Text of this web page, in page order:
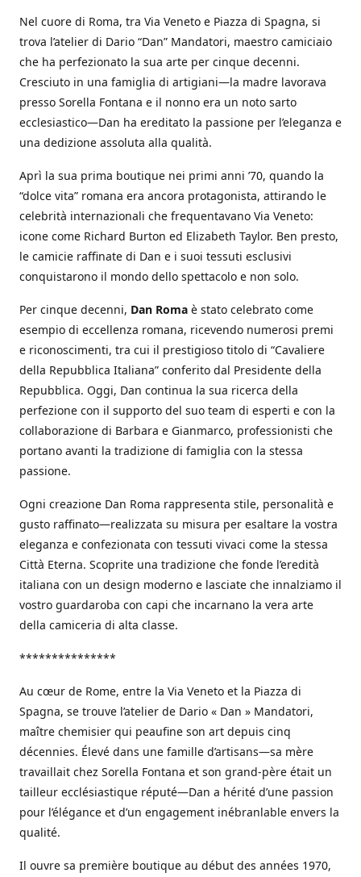
Nel cuore di Roma, tra Via Veneto e Piazza di Spagna, si
trova l’atelier di Dario “Dan” Mandatori, maestro camiciaio
che ha perfezionato la sua arte per cinque decenni.
Cresciuto in una famiglia di artigiani—la madre lavorava
presso Sorella Fontana e il nonno era un noto sarto
ecclesiastico—Dan ha ereditato la passione per l’eleganza e
una dedizione assoluta alla qualità.
Aprì la sua prima boutique nei primi anni ’70, quando la
“dolce vita” romana era ancora protagonista, attirando le
celebrità internazionali che frequentavano Via Veneto:
icone come Richard Burton ed Elizabeth Taylor. Ben presto,
le camicie raffinate di Dan e i suoi tessuti esclusivi
conquistarono il mondo dello spettacolo e non solo.
Per cinque decenni, Dan Roma è stato celebrato come
esempio di eccellenza romana, ricevendo numerosi premi
e riconoscimenti, tra cui il prestigioso titolo di “Cavaliere
della Repubblica Italiana” conferito dal Presidente della
Repubblica. Oggi, Dan continua la sua ricerca della
perfezione con il supporto del suo team di esperti e con la
collaborazione di Barbara e Gianmarco, professionisti che
portano avanti la tradizione di famiglia con la stessa
passione.
Ogni creazione Dan Roma rappresenta stile, personalità e
gusto raffinato—realizzata su misura per esaltare la vostra
eleganza e confezionata con tessuti vivaci come la stessa
Città Eterna. Scoprite una tradizione che fonde l’eredità
italiana con un design moderno e lasciate che innalziamo il
vostro guardaroba con capi che incarnano la vera arte
della camiceria di alta classe.
***************
Au cœur de Rome, entre la Via Veneto et la Piazza di
Spagna, se trouve l’atelier de Dario « Dan » Mandatori,
maître chemisier qui peaufine son art depuis cinq
décennies. Élevé dans une famille d’artisans—sa mère
travaillait chez Sorella Fontana et son grand-père était un
tailleur ecclésiastique réputé—Dan a hérité d’une passion
pour l’élégance et d’un engagement inébranlable envers la
qualité.
Il ouvre sa première boutique au début des années 1970,